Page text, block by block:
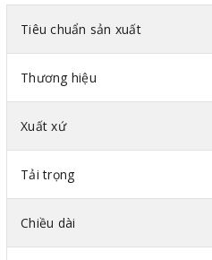
Tiêu chuẩn sản xuất
Thương hiệu
Xuất xứ
Tải trọng
Chiều dài